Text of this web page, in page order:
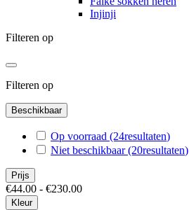
Injinji
Filteren op
Filteren op
Beschikbaar
Op voorraad (24resultaten)
Niet beschikbaar(20resultaten)
Prijs
€44.00 - €230.00
Kleur